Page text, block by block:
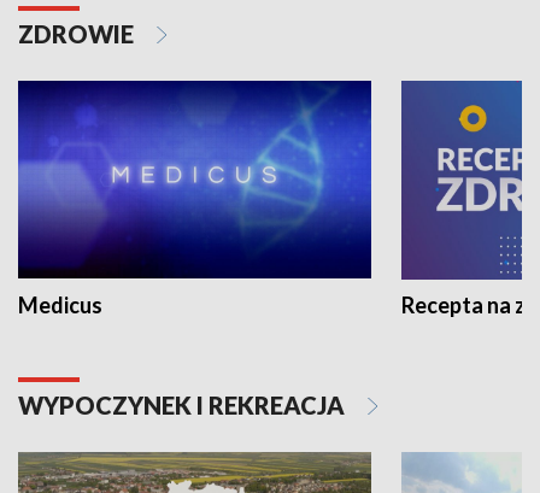
ZDROWIE
Medicus Recepta na
WYPOCZYNEK I REKREACJA